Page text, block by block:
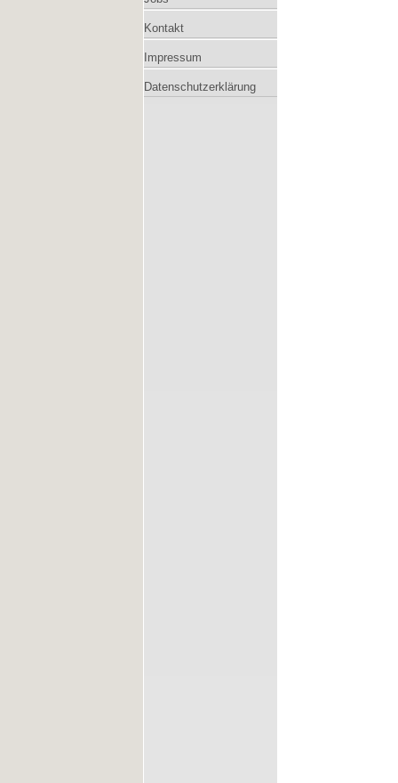
Kontakt
Impressum
Datenschutzerklärung